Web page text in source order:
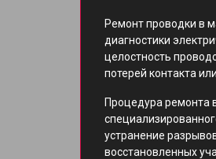
Ремонт проводки в
диагностики
целостность
потерей контакта
Процедура ремонта
устранение
восстановленных